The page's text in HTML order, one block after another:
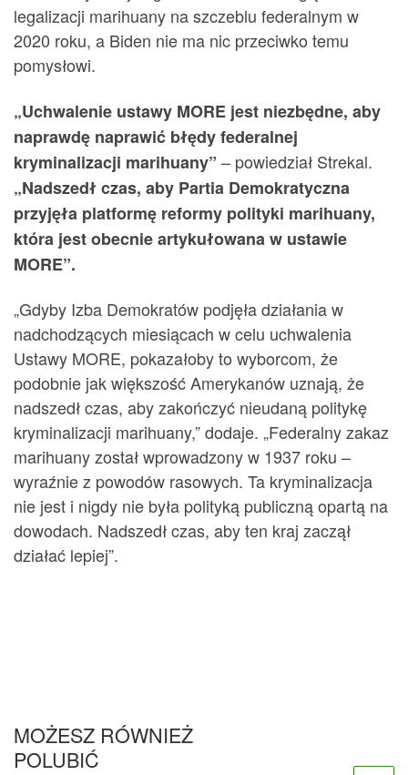
legalizacji marihuany na szczeblu federalnym w
2020 roku, a Biden nie ma nic przeciwko temu
pomysłowi.
„Uchwalenie ustawy MORE jest niezbędne, aby
naprawdę naprawić błędy federalnej
kryminalizacji marihuany” – powiedział Strekal.
„Nadszedł czas, aby Partia Demokratyczna
przyjęła platformę reformy polityki marihuany,
która jest obecnie artykułowana w ustawie
MORE”.
„Gdyby Izba Demokratów podjęła działania w
nadchodzących miesiącach w celu uchwalenia
Ustawy MORE, pokazałoby to wyborcom, że
podobnie jak większość Amerykanów uznają, że
nadszedł czas, aby zakończyć nieudaną politykę
kryminalizacji marihuany,” dodaje. „Federalny zakaz
marihuany został wprowadzony w 1937 roku –
wyraźnie z powodów rasowych. Ta kryminalizacja
nie jest i nigdy nie była polityką publiczną opartą na
dowodach. Nadszedł czas, aby ten kraj zaczął
działać lepiej”.
MOŻESZ RÓWNIEŻ
POLUBIĆ